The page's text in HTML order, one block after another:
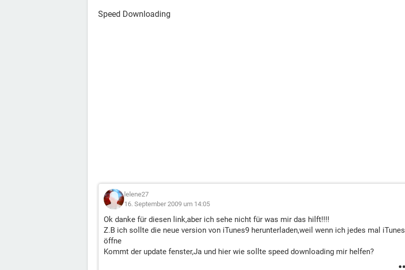
Speed Downloading
lelene27
16. September 2009 um 14:05
Ok danke für diesen link,aber ich sehe nicht für was mir das hilft!!!!
Z.B ich sollte die neue version von iTunes9 herunterladen,weil wenn ich jedes mal iTunes
öffne
Kommt der update fenster,Ja und hier wie sollte speed downloading mir helfen?